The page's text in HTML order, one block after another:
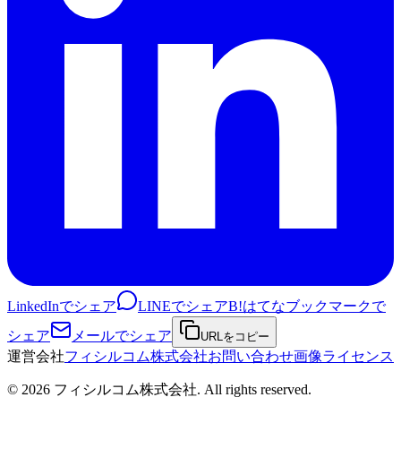
LinkedInでシェア LINEでシェアB!はてなブックマークで
シェア
メールでシェア URLをコピー
運営会社フィシルコム株式会社お問い合わせ画像ライセンス
© 2026 フィシルコム株式会社. All rights reserved.